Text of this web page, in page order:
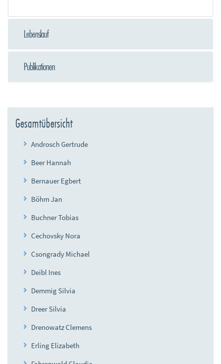
Lebenslauf
Publikationen
Gesamtübersicht
Androsch Gertrude
Beer Hannah
Bernauer Egbert
Böhm Jan
Buchner Tobias
Cechovsky Nora
Csongrady Michael
Deibl Ines
Demmig Silvia
Dreer Silvia
Drenowatz Clemens
Erling Elizabeth